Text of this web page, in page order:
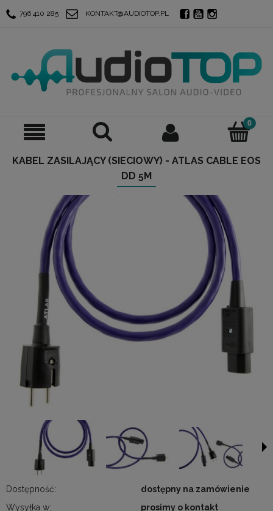
796 410 285 KONTAKT@AUDIOTOP.PL
KABEL ZASILAJĄCY (SIECIOWY) - ATLAS CABLE EOS
DD 5M
Dostępność:
dostępny na zamówienie
Wysyłka w:
prosimy o kontakt